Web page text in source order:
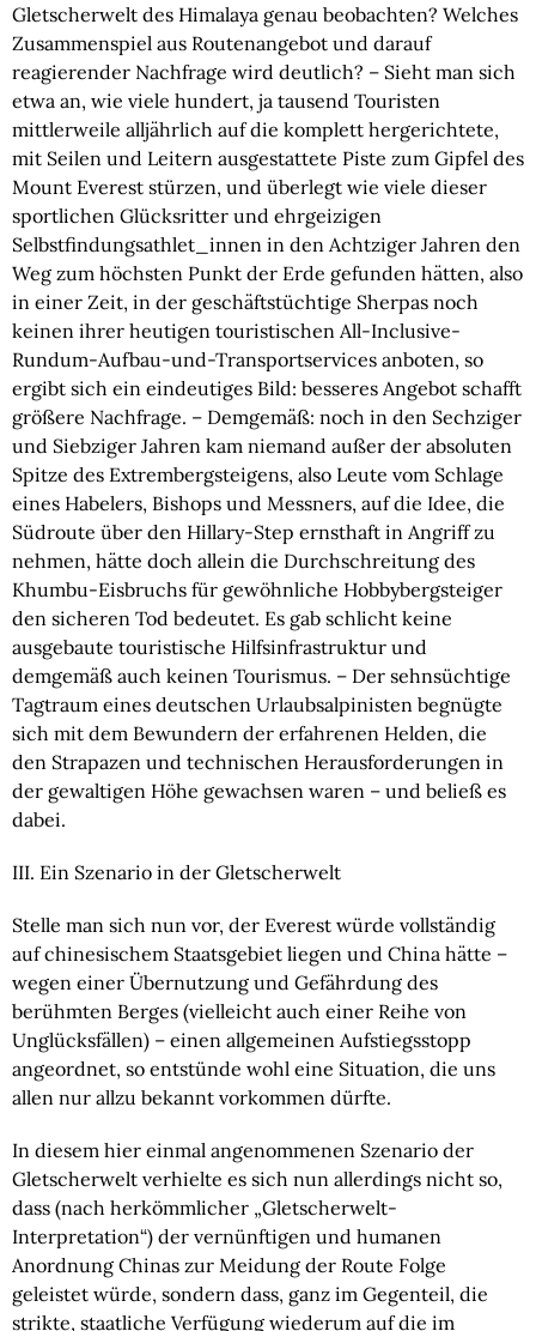
Gletscherwelt des Himalaya genau beobachten? Welches
Zusammenspiel aus Routenangebot und darauf
reagierender Nachfrage wird deutlich? – Sieht man sich
etwa an, wie viele hundert, ja tausend Touristen
mittlerweile alljährlich auf die komplett hergerichtete,
mit Seilen und Leitern ausgestattete Piste zum Gipfel des
Mount Everest stürzen, und überlegt wie viele dieser
sportlichen Glücksritter und ehrgeizigen
Selbstfindungsathlet_innen in den Achtziger Jahren den
Weg zum höchsten Punkt der Erde gefunden hätten, also
in einer Zeit, in der geschäftstüchtige Sherpas noch
keinen ihrer heutigen touristischen All-Inclusive-
Rundum-Aufbau-und-Transportservices anboten, so
ergibt sich ein eindeutiges Bild: besseres Angebot schafft
größere Nachfrage. – Demgemäß: noch in den Sechziger
und Siebziger Jahren kam niemand außer der absoluten
Spitze des Extrembergsteigens, also Leute vom Schlage
eines Habelers, Bishops und Messners, auf die Idee, die
Südroute über den Hillary-Step ernsthaft in Angriff zu
nehmen, hätte doch allein die Durchschreitung des
Khumbu-Eisbruchs für gewöhnliche Hobbybergsteiger
den sicheren Tod bedeutet. Es gab schlicht keine
ausgebaute touristische Hilfsinfrastruktur und
demgemäß auch keinen Tourismus. – Der sehnsüchtige
Tagtraum eines deutschen Urlaubsalpinisten begnügte
sich mit dem Bewundern der erfahrenen Helden, die
den Strapazen und technischen Herausforderungen in
der gewaltigen Höhe gewachsen waren – und beließ es
dabei.
III. Ein Szenario in der Gletscherwelt
Stelle man sich nun vor, der Everest würde vollständig
auf chinesischem Staatsgebiet liegen und China hätte –
wegen einer Übernutzung und Gefährdung des
berühmten Berges (vielleicht auch einer Reihe von
Unglücksfällen) – einen allgemeinen Aufstiegsstopp
angeordnet, so entstünde wohl eine Situation, die uns
allen nur allzu bekannt vorkommen dürfte.
In diesem hier einmal angenommenen Szenario der
Gletscherwelt verhielte es sich nun allerdings nicht so,
dass (nach herkömmlicher „Gletscherwelt-
Interpretation“) der vernünftigen und humanen
Anordnung Chinas zur Meidung der Route Folge
geleistet würde, sondern dass, ganz im Gegenteil, die
strikte, staatliche Verfügung wiederum auf die im